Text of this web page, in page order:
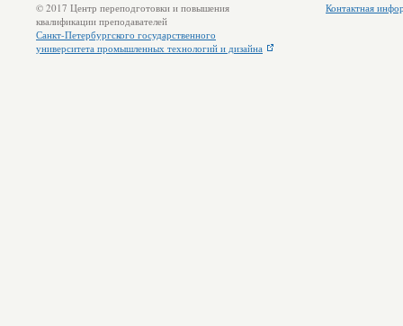
© 2017 Центр переподготовки и повышения
квалификации преподавателей
Санкт-Петербургского государственного
университета промышленных технологий и дизайна
Контактная